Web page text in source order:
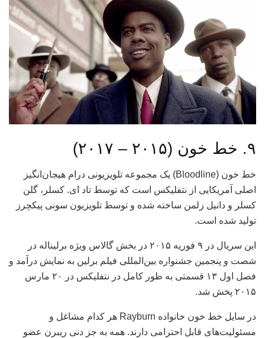
۹. خط خون (۲۰۱۵ – ۲۰۱۷)
خط خون (Bloodline) یک مجموعه تلویزیونی درام هیجان‌انگیز
اصلی آمریکایی از نتفلیکس است که توسط تاد ای. کسلر، گلن
کسلر و دانیل زلمن ساخته شده و توسط تلویزیون سونی پیکچرز
تولید شده است.
این سریال در ۹ فوریه ۲۰۱۵ در بخش گالاس ویژه برلیناله در
شصت و پنجمین جشنواره بین‌المللی فیلم برلین به نمایش درآمد و
فصل اول ۱۳ قسمتی به طور کامل در نتفلیکس در ۲۰ مارس
۲۰۱۵ پخش شد.
در سایل خط خون خانواده Rayburn هر کدام مشاغل و
مسئولیت‌های قابل احترامی دارند. همه به جز دنی ریبرن عضو